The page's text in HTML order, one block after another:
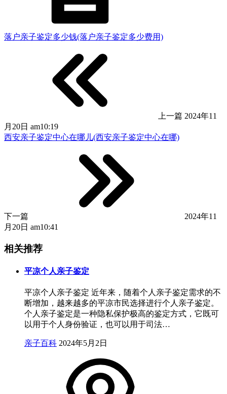
落户亲子鉴定多少钱(落户亲子鉴定多少费用)
上一篇 2024年11
月20日 am10:19
西安亲子鉴定中心在哪儿(西安亲子鉴定中心在哪)
下一篇
2024年11
月20日 am10:41
相关推荐
平凉个人亲子鉴定
平凉个人亲子鉴定 近年来，随着个人亲子鉴定需求的不
断增加，越来越多的平凉市民选择进行个人亲子鉴定。
个人亲子鉴定是一种隐私保护极高的鉴定方式，它既可
以用于个人身份验证，也可以用于司法…
亲子百科 2024年5月2日